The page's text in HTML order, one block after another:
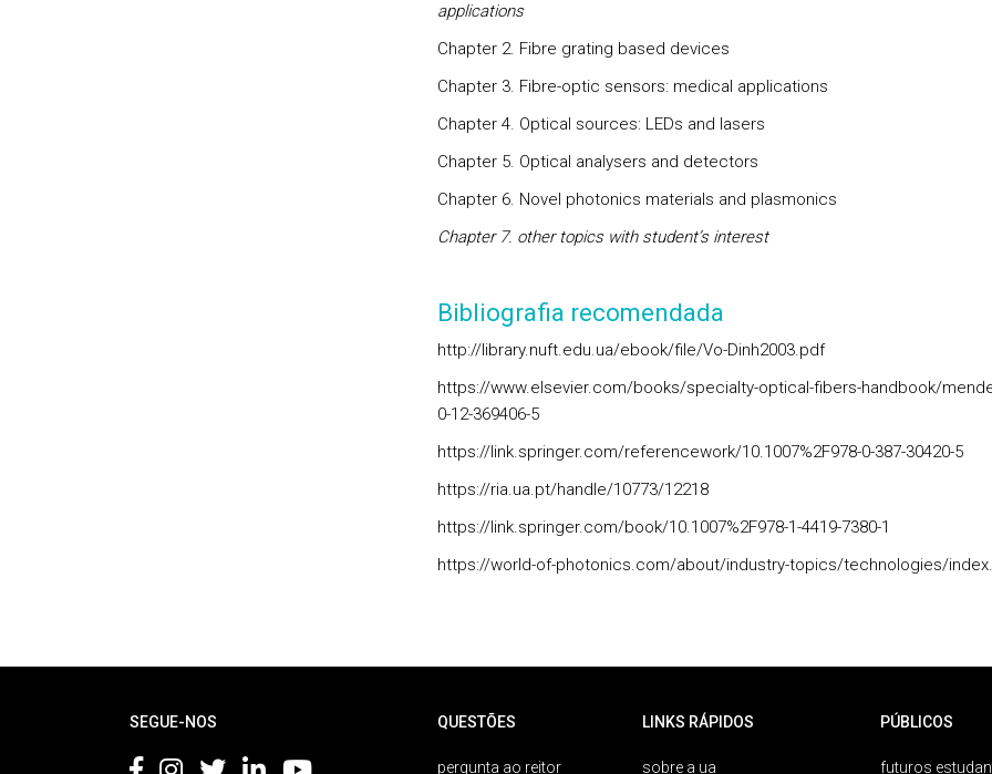
applications
Chapter 2. Fibre grating based devices
Chapter 3. Fibre-optic sensors: medical applications
Chapter 4. Optical sources: LEDs and lasers
Chapter 5. Optical analysers and detectors
Chapter 6. Novel photonics materials and plasmonics
Chapter 7. other topics with student’s interest
Bibliografia recomendada
http://library.nuft.edu.ua/ebook/file/Vo-Dinh2003.pdf
https://www.elsevier.com/books/specialty-optical-fibers-handbook/
0-12-369406-5
https://link.springer.com/referencework/10.1007%2F978-0-387-30420-5
https://ria.ua.pt/handle/10773/12218
https://link.springer.com/book/10.1007%2F978-1-4419-7380-1
https://world-of-photonics.com/about/industry-topics/technologies/
SEGUE-NOS QUESTÕES
pergunta ao reitor
LINKS RÁPIDOS
sobre a ua
PÚBLICOS
futuros